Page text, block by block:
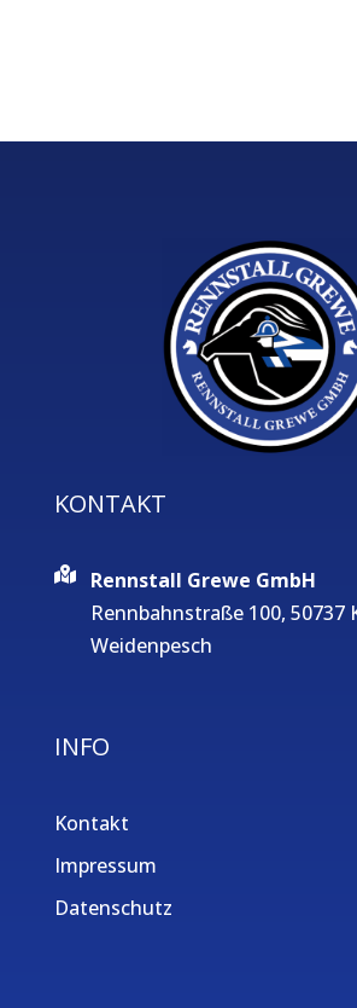
KONTAKT
Rennstall Grewe GmbH
Rennbahnstraße 100, 50737
Weidenpesch
INFO
Kontakt
Impressum
Datenschutz